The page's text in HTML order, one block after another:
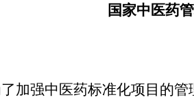
国家中医药
加强中医药标准化项目的